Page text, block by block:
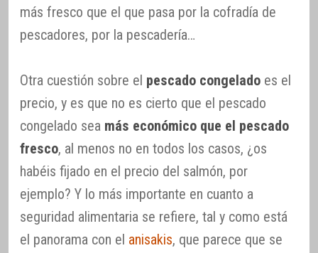
más fresco que el que pasa por la cofradía de
pescadores, por la pescadería…
Otra cuestión sobre el pescado congelado es el
precio, y es que no es cierto que el pescado
congelado sea más económico que el pescado
fresco, al menos no en todos los casos, ¿os
habéis fijado en el precio del salmón, por
ejemplo? Y lo más importante en cuanto a
seguridad alimentaria se refiere, tal y como está
el panorama con el anisakis, que parece que se